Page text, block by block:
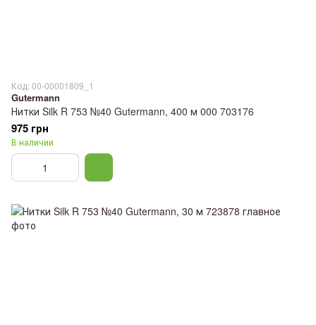
Код: 00-00001809_1
Gutermann
Нитки Silk R 753 №40 Gutermann, 400 м 000 703176
975 грн
В наличии